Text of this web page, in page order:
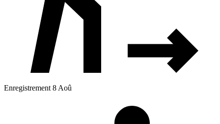
Enregistrement 8 Aoû